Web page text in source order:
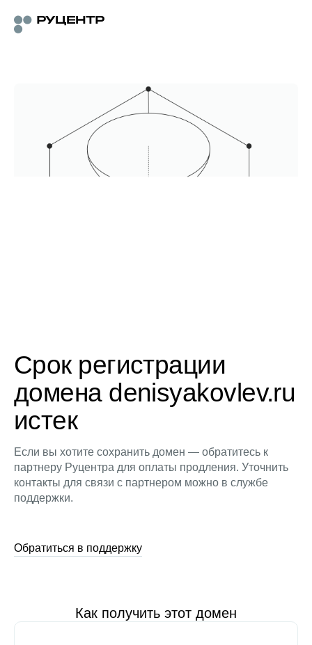
Срок регистрации
домена denisyakovlev.ru
истек
Если вы хотите сохранить домен — обратитесь к
партнеру Руцентра для оплаты продления. Уточнить
контакты для связи с партнером можно в службе
поддержки.
Обратиться в поддержку
Как получить этот домен